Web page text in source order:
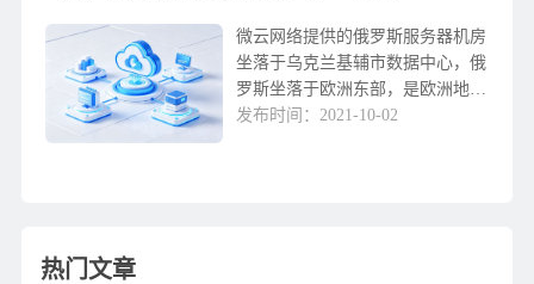
微云网络提供的俄罗斯服务器机房
坐落于乌克兰基辅市数据中心，俄
罗斯坐落于欧洲东部，是欧洲地区
除乌克兰国外土面积较大的国家，
发布时间：2021-10-02
热门文章